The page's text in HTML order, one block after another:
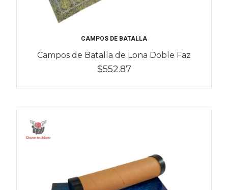
CAMPOS DE BATALLA
Campos de Batalla de Lona Doble Faz
$552.87